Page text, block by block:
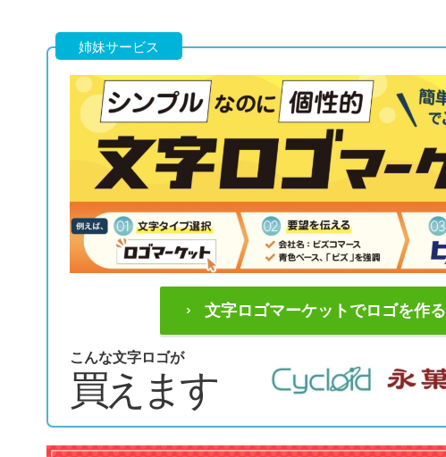
姉妹サービス
文字ロゴマーケットでロゴを作る
こんな文字ロゴが
買えます